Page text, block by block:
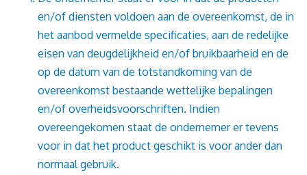
en/of diensten voldoen aan de overeenkomst, de in
het aanbod vermelde specificaties, aan de redelijke
eisen van deugdelijkheid en/of bruikbaarheid en de
op de datum van de totstandkoming van de
overeenkomst bestaande wettelijke bepalingen
en/of overheidsvoorschriften. Indien
overeengekomen staat de ondernemer er tevens
voor in dat het product geschikt is voor ander dan
normaal gebruik.